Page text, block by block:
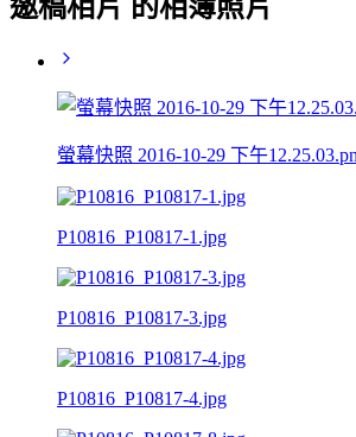
邀稿相片 的相簿照片
螢幕快照 2016-10-29 下午
P10816_P10817-1.jpg
P10816_P10817-3.jpg
P10816_P10817-4.jpg